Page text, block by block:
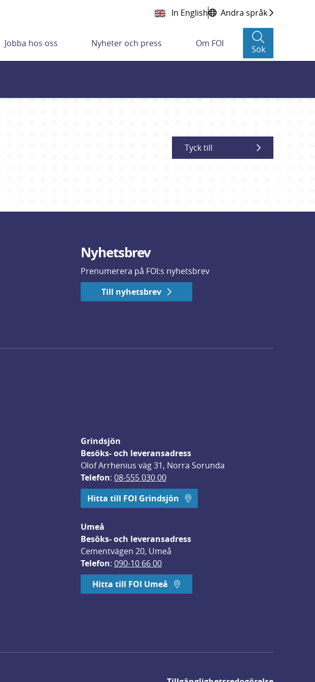
In English Andra språk
Jobba hos oss Nyheter och press Om FOI
Sök
Tyck till
Nyhetsbrev
Prenumerera på FOI:s nyhetsbrev
Till nyhetsbrev
Grindsjön
Besöks- och leveransadress
Olof Arrhenius väg 31, Norra Sorunda
Telefon: 08-555 030 00
Hitta till FOI Grindsjön
Umeå
Besöks- och leveransadress
Cementvägen 20, Umeå
Telefon: 090-10 66 00
Hitta till FOI Umeå